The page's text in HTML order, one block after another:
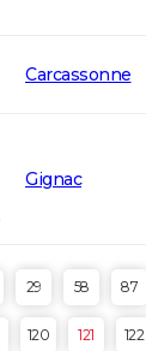
Carcassonne
Gignac
29 58 87
120 121 122